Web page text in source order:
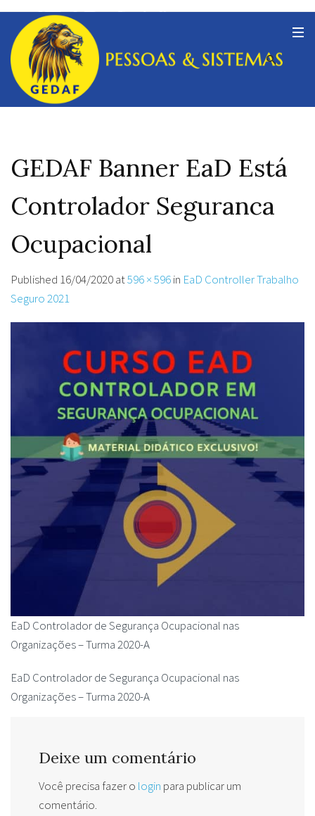
GEDAF Banner EaD Está
Controlador Seguranca
Ocupacional
Published 16/04/2020at596 × 596in EaD Controller Trabalho
Seguro 2021
EaD Controlador de Segurança Ocupacional nas
Organizações – Turma 2020-A
EaD Controlador de Segurança Ocupacional nas
Organizações – Turma 2020-A
Deixe um comentário
Você precisa fazer o login para publicar um
comentário.